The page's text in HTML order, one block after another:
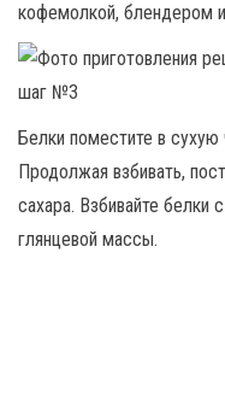
кофемолкой, блендером
Белки поместите в
Продолжая взбивать,
сахара. Взбивайте белки
глянцевой массы.